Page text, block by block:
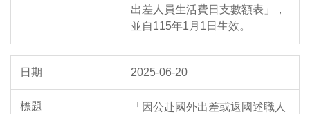
出差人員生活費日支數額表」，
並自115年1月1日生效。
2025-06-20
「因公赴國外出差或返國述職人